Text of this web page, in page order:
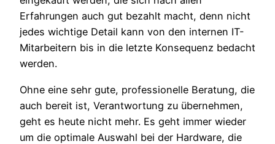
Erfahrungen auch gut bezahlt macht, denn nicht
jedes wichtige Detail kann von den internen IT-
Mitarbeitern bis in die letzte Konsequenz bedacht
werden.
Ohne eine sehr gute, professionelle Beratung, die
auch bereit ist, Verantwortung zu übernehmen,
geht es heute nicht mehr. Es geht immer wieder
um die optimale Auswahl bei der Hardware, die